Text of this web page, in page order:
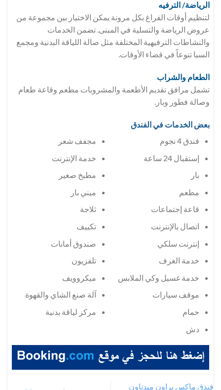
الرياضة/ الترفيه
لتنظيم أوقات الفراغ بكل مرونة يمكن الاختيار بين مجموعة من
عروض الرياضة والتسلية في المبنى. تضمن الخدمات
والنشاطات الترفيهية المختلفة مثل صالة اللياقة البدنية ومجمع
السبا تنوعاً في قضاء الأوقات.
الطعام والشراب
تشمل مرافق تقديم الأطعمة والمشروبات مطعم وقاعة طعام
وصالة فطور وبار.
بعض الخدمات في الفندق
فندق 4 نجوم
إستقبال 24 ساعة
بار
مطعم
قاعة إجتماعات
اتصال بالإنترنت
إنترنت سلكي
خدمة الغرف
خدمة غسيل وكي الملابس
موقف سيارات
حمام
دش
مجفف شعر
خدمة الإنترنت
مطبخ صغير
ميني بار
ثلاجة
تكييف
صندوق أمانات
تلفزيون
ميكروويف
آلة صنع الشاي والقهوة
مركز لياقة بدنية
فندق ماكس براون ميدتاون